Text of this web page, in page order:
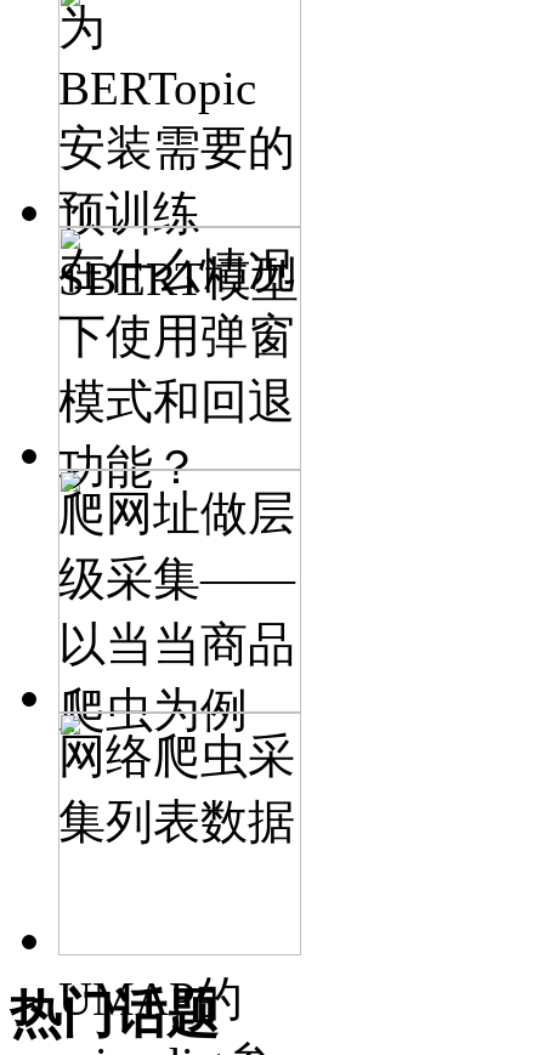
为
BERTopic
安装需要的
预训练
SBERT模型
在什么情况
下使用弹窗
模式和回退
功能？
爬网址做层
级采集——
以当当商品
爬虫为例
网络爬虫采
集列表数据
UMAP的
热门话题